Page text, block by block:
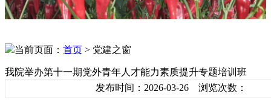
当前页面： 首页 > 党建之窗
我院举办第十一期党外青年人才能力素质提升专题培训班
发布时间：2026-03-26 浏览次数：